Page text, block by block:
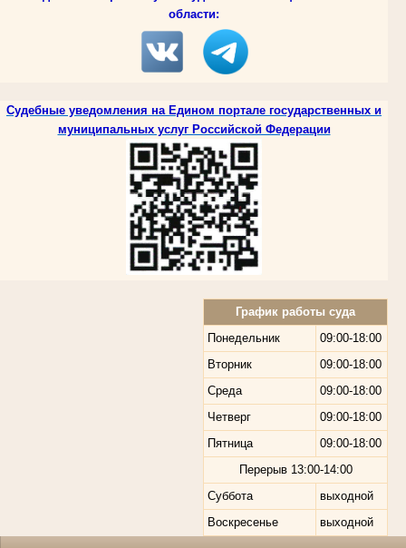
области:
Судебные уведомления на Едином портале государственных и
муниципальных услуг Российской Федерации
График работы суда
Понедельник
09:00-18:00
Вторник
09:00-18:00
Среда
09:00-18:00
Четверг
09:00-18:00
Пятница
09:00-18:00
Перерыв 13:00-14:00
Суббота
выходной
Воскресенье
выходной